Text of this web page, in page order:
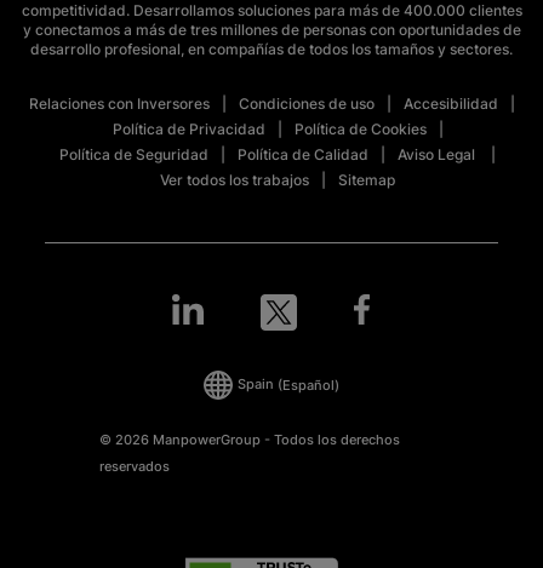
competitividad. Desarrollamos soluciones para más de 400.000 clientes
y conectamos a más de tres millones de personas con oportunidades de
desarrollo profesional, en compañías de todos los tamaños y sectores.
Relaciones con Inversores Condiciones de uso
Accesibilidad
Política de Privacidad
Política de Cookies
Política de Seguridad
Política de Calidad
Aviso Legal
Ver todos los trabajos
Sitemap
© 2026 ManpowerGroup - Todos los derechos
reservados
Spain (Español)